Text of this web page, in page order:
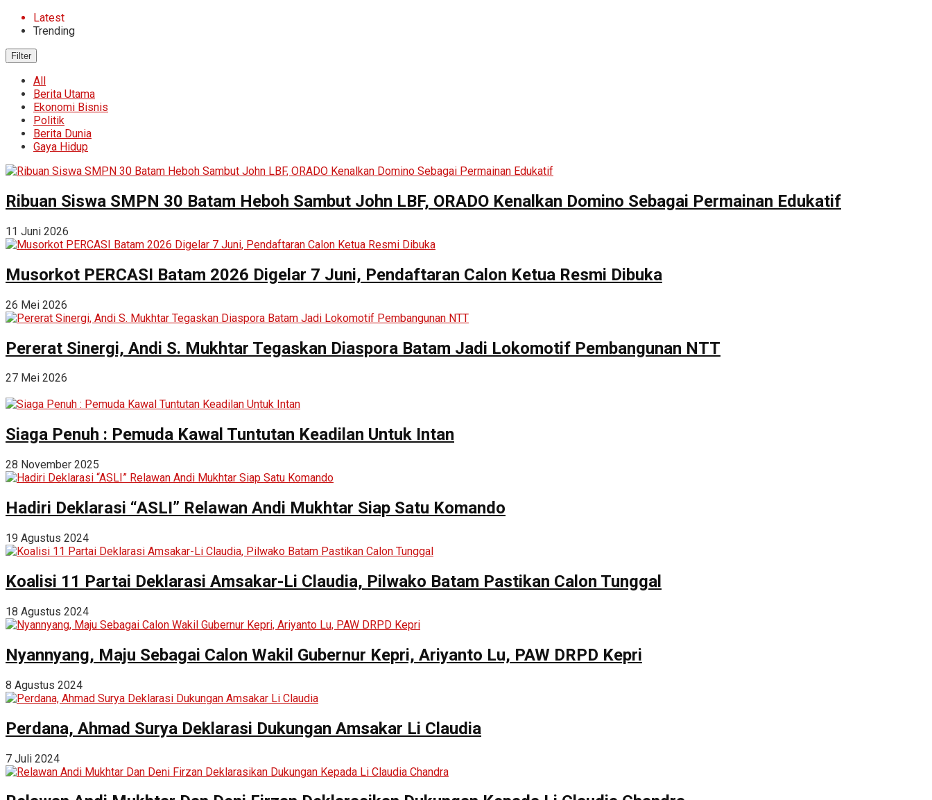
Latest
Trending
Filter
All
Berita Utama
Ekonomi Bisnis
Politik
Berita Dunia
Gaya Hidup
Ribuan Siswa SMPN 30 Batam Heboh Sambut John LBF, ORADO Kenalkan Domino Sebagai Permainan Edukatif
11 Juni 2026
Musorkot PERCASI Batam 2026 Digelar 7 Juni, Pendaftaran Calon Ketua Resmi Dibuka
26 Mei 2026
Pererat Sinergi, Andi S. Mukhtar Tegaskan Diaspora Batam Jadi Lokomotif Pembangunan NTT
27 Mei 2026
Siaga Penuh : Pemuda Kawal Tuntutan Keadilan Untuk Intan
28 November 2025
Hadiri Deklarasi “ASLI” Relawan Andi Mukhtar Siap Satu Komando
19 Agustus 2024
Koalisi 11 Partai Deklarasi Amsakar-Li Claudia, Pilwako Batam Pastikan Calon Tunggal
18 Agustus 2024
Nyannyang, Maju Sebagai Calon Wakil Gubernur Kepri, Ariyanto Lu, PAW DRPD Kepri
8 Agustus 2024
Perdana, Ahmad Surya Deklarasi Dukungan Amsakar Li Claudia
7 Juli 2024